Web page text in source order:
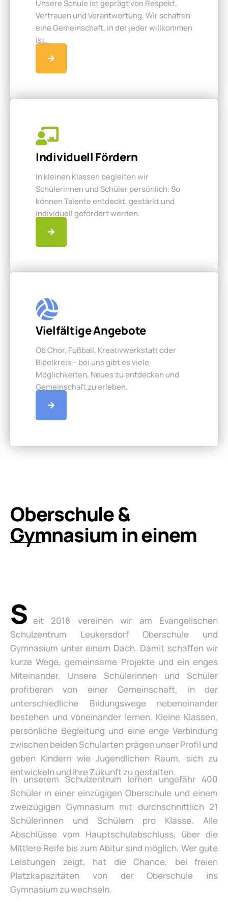
Unsere Schule ist geprägt von Respekt,
Vertrauen und Verantwortung. Wir schaffen
eine Gemeinschaft, in der jeder willkommen
ist.
Individuell Fördern
In kleinen Klassen begleiten wir
Schülerinnen und Schüler persönlich. So
können Talente entdeckt, gestärkt und
individuell gefördert werden.
Vielfältige Angebote
Ob Chor, Fußball, Kreativwerkstatt oder
Bibelkreis – bei uns gibt es viele
Möglichkeiten, Neues zu entdecken und
Gemeinschaft zu erleben.
Oberschule &
Gymnasium in einem
S eit 2018 vereinen wir am Evangelischen
Schulzentrum Leukersdorf Oberschule und
Gymnasium unter einem Dach. Damit schaffen wir
kurze Wege, gemeinsame Projekte und ein enges
Miteinander. Unsere Schülerinnen und Schüler
profitieren von einer Gemeinschaft, in der
unterschiedliche Bildungswege nebeneinander
bestehen und voneinander lernen. Kleine Klassen,
persönliche Begleitung und eine enge Verbindung
zwischen beiden Schularten prägen unser Profil und
geben Kindern wie Jugendlichen Raum, sich zu
entwickeln und ihre Zukunft zu gestalten.
In unserem Schulzentrum lernen ungefähr 400
Schüler in einer einzügigen Oberschule und einem
zweizügigen Gymnasium mit durchschnittlich 21
Schülerinnen und Schülern pro Klasse. Alle
Abschlüsse vom Hauptschulabschluss, über die
Mittlere Reife bis zum Abitur sind möglich. Wer gute
Leistungen zeigt, hat die Chance, bei freien
Platzkapazitäten von der Oberschule ins
Gymnasium zu wechseln.